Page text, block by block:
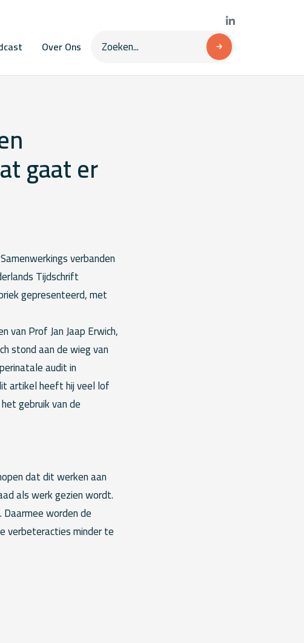
Over Ons
gaat er
verbanden
Tijdschrift
gepresenteerd, met
van Prof Jan Jaap Erwich,
stond aan de wieg van
audit in
artikel heeft hij veel lof
gebruik van de
dat dit werken aan
als werk gezien wordt.
worden de
verbeteracties minder te